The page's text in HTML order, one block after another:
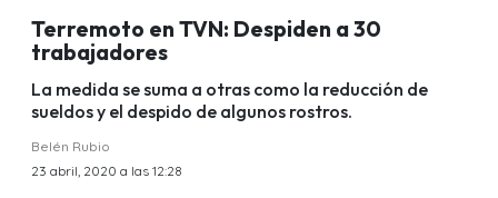
Terremoto en TVN: Despiden a 30
trabajadores
La medida se suma a otras como la reducción de
sueldos y el despido de algunos rostros.
Belén Rubio
23 abril, 2020 a las 12:28